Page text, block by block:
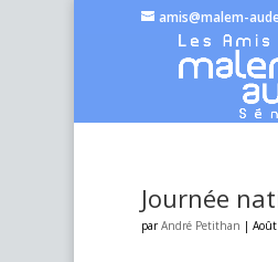
amis@malem-
Journée
parAndré Petithan |